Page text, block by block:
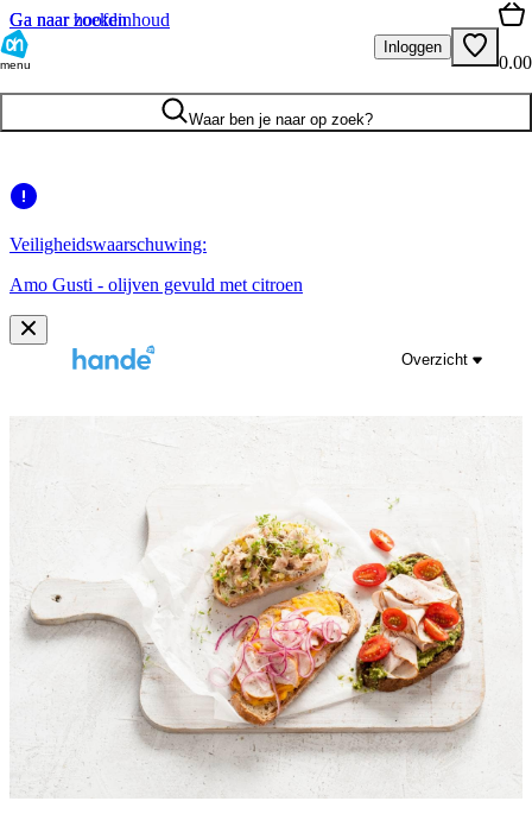
Ga naar hoofdinhoud
Ga naar zoeken
menu
Inloggen
0.00
Waar ben je naar op zoek?
Veiligheidswaarschuwing:
Amo Gusti - olijven gevuld met citroen
Overzicht